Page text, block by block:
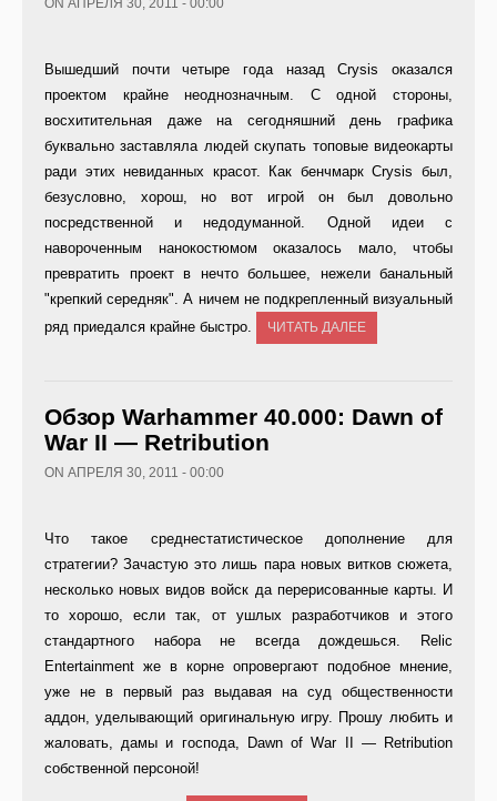
ON АПРЕЛЯ 30, 2011 - 00:00
Вышедший почти четыре года назад Crysis оказался
проектом крайне неоднозначным. С одной стороны,
восхитительная даже на сегодняшний день графика
буквально заставляла людей скупать топовые видеокарты
ради этих невиданных красот. Как бенчмарк Crysis был,
безусловно, хорош, но вот игрой он был довольно
посредственной и недодуманной. Одной идеи с
навороченным нанокостюмом оказалось мало, чтобы
превратить проект в нечто большее, нежели банальный
"крепкий середняк". А ничем не подкрепленный визуальный
ряд приедался крайне быстро.
ЧИТАТЬ ДАЛЕЕ
Обзор Warhammer 40.000: Dawn of
War II — Retribution
ON АПРЕЛЯ 30, 2011 - 00:00
Что такое среднестатистическое дополнение для
стратегии? Зачастую это лишь пара новых витков сюжета,
несколько новых видов войск да перерисованные карты. И
то хорошо, если так, от ушлых разработчиков и этого
стандартного набора не всегда дождешься. Relic
Entertainment же в корне опровергают подобное мнение,
уже не в первый раз выдавая на суд общественности
аддон, уделывающий оригинальную игру. Прошу любить и
жаловать, дамы и господа, Dawn of War II — Retribution
собственной персоной!